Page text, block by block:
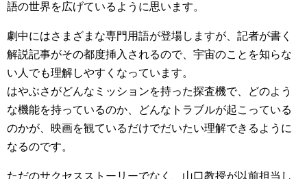
語の世界を広げているように思います。
劇中にはさまざまな専門用語が登場しますが、記者が書く
解説記事がその都度挿入されるので、宇宙のことを知らな
い人でも理解しやすくなっています。
はやぶさがどんなミッションを持った探査機で、どのよう
な機能を持っているのか、どんなトラブルが起こっている
のかが、映画を観ているだけでだいたい理解できるように
なるのです。
ただのサクセスストーリーでなく、山口教授が以前担当し